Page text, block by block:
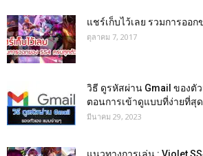
แชร์เก็บไว้เลย รวมการออก
ตุลาคม 7, 2017
วิธี ดูรหัสผ่าน Gmail ของตั
ตอนการเข้าดูแบบที่ง่ายที่สุด
มีนาคม 29, 2023